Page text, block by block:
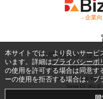
- 企業
お問い合わせ はじ
利用規約
商標・著
Copyright © 1999-2026 Vivid
Server US (45) @
本サイトでは、より良いサービ
います。詳細はプライバシーポ
の使用を許可する場合は同意す
ーの使用を拒否する場合は、ブ